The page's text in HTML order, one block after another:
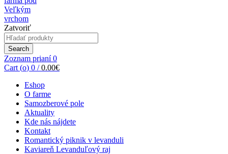
Zatvoriť
Search
for:
Search
Zoznam prianí0
Cart (o) 0 / 0.00€
Eshop
O farme
Samozberové pole
Aktuality
Kde nás nájdete
Kontakt
Romantický piknik v levanduli
Kaviareň Levanduľový raj